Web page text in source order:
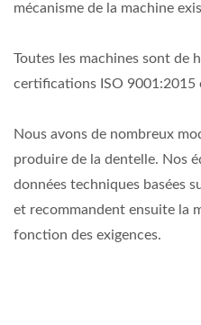
mécanisme de la machine
Toutes les machines sont de
certifications ISO 9001:2015
Nous avons de nombreux
produire de la dentelle. Nos
données techniques basées
et recommandent ensuite la
fonction des exigences.